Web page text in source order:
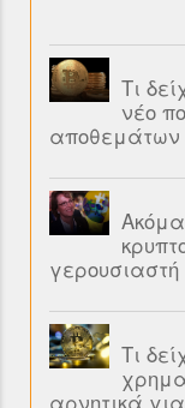
Τι
νέο
αποθεμάτων
γερουσιαστή
Τι
αρνητικά